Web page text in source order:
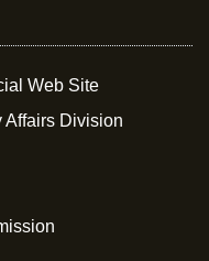
Web Site
Affairs Division